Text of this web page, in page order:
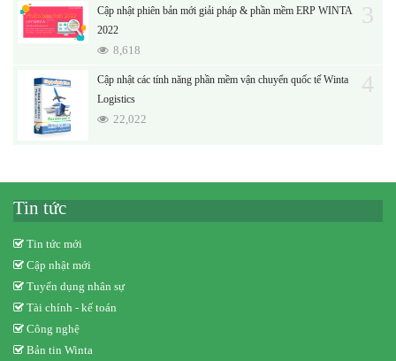
Cập nhật phiên bản mới giải pháp & phần mềm ERP WINTA
2022
8,618
3
Cập nhật các tính năng phần mềm vận chuyển quốc tế Winta
Logistics
22,022
4
Tin tức
Tin tức mới
Cập nhật mới
Tuyển dụng nhân sự
Tài chính - kế toán
Công nghệ
Bản tin Winta